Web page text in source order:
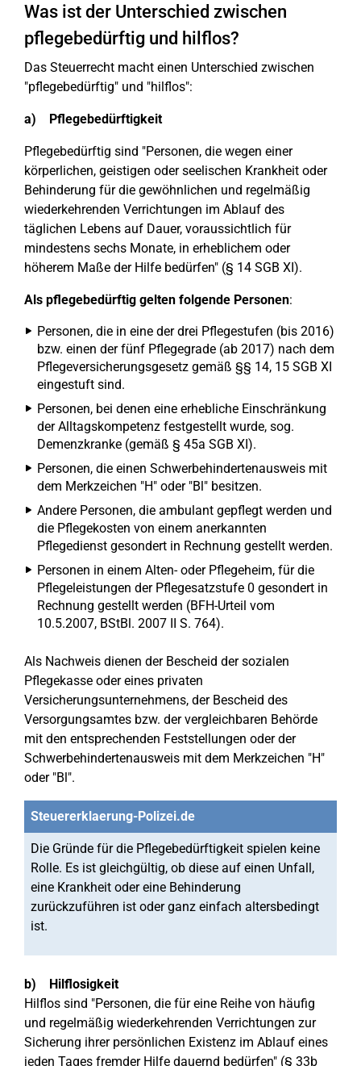
Was ist der Unterschied zwischen
pflegebedürftig und hilflos?
Das Steuerrecht macht einen Unterschied zwischen
"pflegebedürftig" und "hilflos":
a) Pflegebedürftigkeit
Pflegebedürftig sind "Personen, die wegen einer
körperlichen, geistigen oder seelischen Krankheit oder
Behinderung für die gewöhnlichen und regelmäßig
wiederkehrenden Verrichtungen im Ablauf des
täglichen Lebens auf Dauer, voraussichtlich für
mindestens sechs Monate, in erheblichem oder
höherem Maße der Hilfe bedürfen" (§ 14 SGB XI).
Als pflegebedürftig gelten folgende Personen:
Personen, die in eine der drei Pflegestufen (bis 2016)
bzw. einen der fünf Pflegegrade (ab 2017) nach dem
Pflegeversicherungsgesetz gemäß §§ 14, 15 SGB XI
eingestuft sind.
Personen, bei denen eine erhebliche Einschränkung
der Alltagskompetenz festgestellt wurde, sog.
Demenzkranke (gemäß § 45a SGB XI).
Personen, die einen Schwerbehindertenausweis mit
dem Merkzeichen "H" oder "Bl" besitzen.
Andere Personen, die ambulant gepflegt werden und
die Pflegekosten von einem anerkannten
Pflegedienst gesondert in Rechnung gestellt werden.
Personen in einem Alten- oder Pflegeheim, für die
Pflegeleistungen der Pflegesatzstufe 0 gesondert in
Rechnung gestellt werden (BFH-Urteil vom
10.5.2007, BStBl. 2007 II S. 764).
Als Nachweis dienen der Bescheid der sozialen
Pflegekasse oder eines privaten
Versicherungsunternehmens, der Bescheid des
Versorgungsamtes bzw. der vergleichbaren Behörde
mit den entsprechenden Feststellungen oder der
Schwerbehindertenausweis mit dem Merkzeichen "H"
oder "Bl".
Steuererklaerung-Polizei.de
Die Gründe für die Pflegebedürftigkeit spielen keine
Rolle. Es ist gleichgültig, ob diese auf einen Unfall,
eine Krankheit oder eine Behinderung
zurückzuführen ist oder ganz einfach altersbedingt
ist.
b) Hilflosigkeit
Hilflos sind "Personen, die für eine Reihe von häufig
und regelmäßig wiederkehrenden Verrichtungen zur
Sicherung ihrer persönlichen Existenz im Ablauf eines
jeden Tages fremder Hilfe dauernd bedürfen" (§ 33b